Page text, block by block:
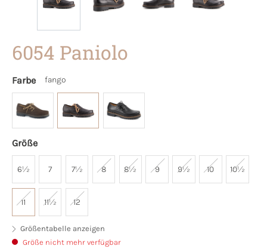
6054 Paniolo
Farbe fango
Größe
6½ 7 7½ 8 8½ 9 9½ 10 10½
11 11½ 12
Größentabelle anzeigen
Größe nicht mehr verfügbar